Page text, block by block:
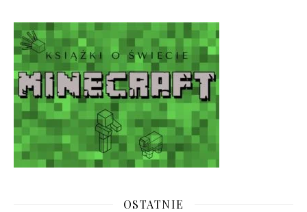
OSTATNIE